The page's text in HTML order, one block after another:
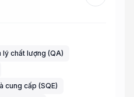
lý chất lượng (QA)
cung cấp (SQE)